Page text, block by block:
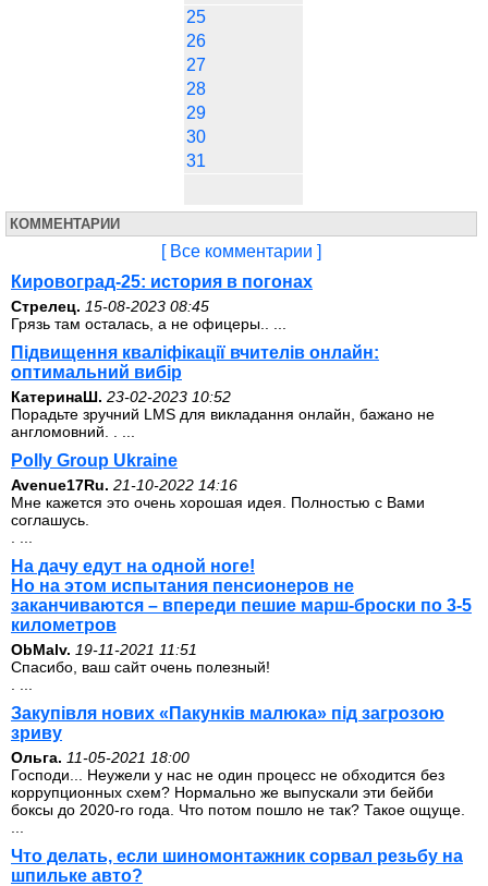
25
26
27
28
29
30
31
КОММЕНТАРИИ
[ Все комментарии ]
Кировоград-25: история в погонах
Стрелец. 15-08-2023 08:45
Грязь там осталась, а не офицеры.. ...
Підвищення кваліфікації вчителів онлайн:
оптимальний вибір
КатеринаШ. 23-02-2023 10:52
Порадьте зручний LMS для викладання онлайн, бажано не
англомовний. . ...
Polly Group Ukraine
Avenue17Ru. 21-10-2022 14:16
Мне кажется это очень хорошая идея. Полностью с Вами
соглашусь.
На дачу едут на одной ноге!
Но на этом испытания пенсионеров не
заканчиваются – впереди пешие марш-броски по 3-5
километров
ОbMalv. 19-11-2021 11:51
Спасибо, ваш сайт очень полезный!
Закупівля нових «Пакунків малюка» під загрозою
зриву
Ольга. 11-05-2021 18:00
Господи... Неужели у нас не один процесс не обходится без
коррупционных схем? Нормально же выпускали эти бейби
боксы до 2020-го года. Что потом пошло не так? Такое ощуще.
Что делать, если шиномонтажник сорвал резьбу на
шпильке авто?